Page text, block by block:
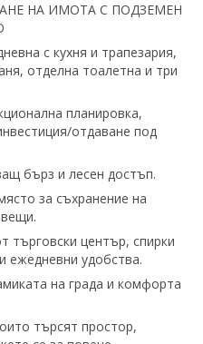
НА ИМОТА С ПОДЗЕМЕН
с кухня и трапезария,
отделна тоалетна и три
планировка,
отдаване под
бърз и лесен достъп.
за съхранение на
търговски център, спирки
ежедневни удобства.
на града и комфорта
търсят простор,